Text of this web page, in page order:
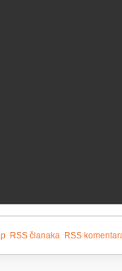
RSS članaka RSS